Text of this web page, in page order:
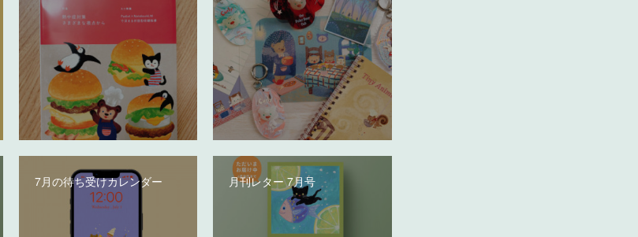
7月の待ち受けカレンダー 月刊レター 7月号